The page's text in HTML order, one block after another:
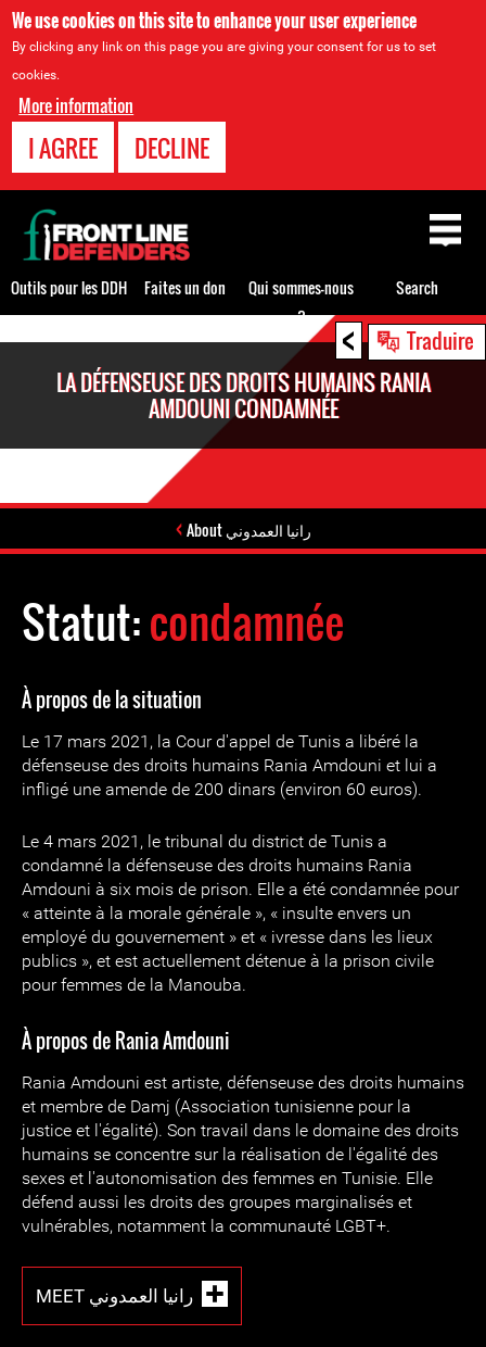
We use cookies on this site to enhance your user experience
By clicking any link on this page you are giving your consent for us to set
cookies.
More information
I AGREE DECLINE
< Traduire
LA DÉFENSEUSE DES DROITS HUMAINS RANIA
AMDOUNI CONDAMNÉE
About رانيا العمدوني
Statut:condamnée
À propos de la situation
Le 17 mars 2021, la Cour d'appel de Tunis a libéré la
défenseuse des droits humains Rania Amdouni et lui a
infligé une amende de 200 dinars (environ 60 euros).
Le 4 mars 2021, le tribunal du district de Tunis a
condamné la défenseuse des droits humains Rania
Amdouni à six mois de prison. Elle a été condamnée pour
« atteinte à la morale générale », « insulte envers un
employé du gouvernement » et « ivresse dans les lieux
publics », et est actuellement détenue à la prison civile
pour femmes de la Manouba.
À propos de Rania Amdouni
Rania Amdouni est artiste, défenseuse des droits humains
et membre de Damj (Association tunisienne pour la
justice et l'égalité). Son travail dans le domaine des droits
humains se concentre sur la réalisation de l'égalité des
sexes et l'autonomisation des femmes en Tunisie. Elle
défend aussi les droits des groupes marginalisés et
vulnérables, notamment la communauté LGBT+.
MEET رانيا العمدوني
Back
to
top
Outils pour les DDH Faites un don
Qui sommes-nous
?
Search